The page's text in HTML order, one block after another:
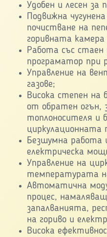
Удобен и лесен за
Подвижна
почистване на
горивната
Работа със
програматор при
Управление на
газове;
Висока степен на
от обратен огън,
топлоносителя и
циркулационната
Безшумна работа
електрическа
Управление на
температурата
Автоматична
процес,
запалванията,
на гориво и
Висока